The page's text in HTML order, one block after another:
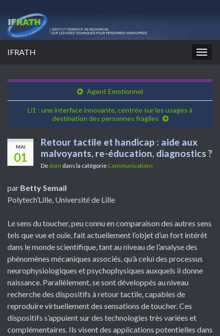
IFRATH
Agent Emotionnel
Li1 : une interface innovante, centrée sur les usages à
destination des personnes fragiles
MAI
01
Retour tactile et handicap : aide aux
malvoyants, re-éducation, diagnostics ?
De dom dans la catégorie Communications
par Betty Semail
Polytech’Lille, Université de Lille
Le sens du toucher, peu connu en comparaison des autres sens
tels que vue et ouïe, fait actuellement l’objet d’un fort intérêt
dans le monde scientifique, tant au niveau de l’analyse des
phénomènes mécaniques associés, qu’à celui des processus
neurophysiologiques et psychophysiques auxquels il donne
naissance. Parallèlement, se sont développés au niveau
recherche des dispositifs à retour tactile, capables de
reproduire virtuellement des sensations de toucher. Ces
dispositifs s’appuient sur des technologies très variées et
complémentaires. Ils visent des applications potentielles dans